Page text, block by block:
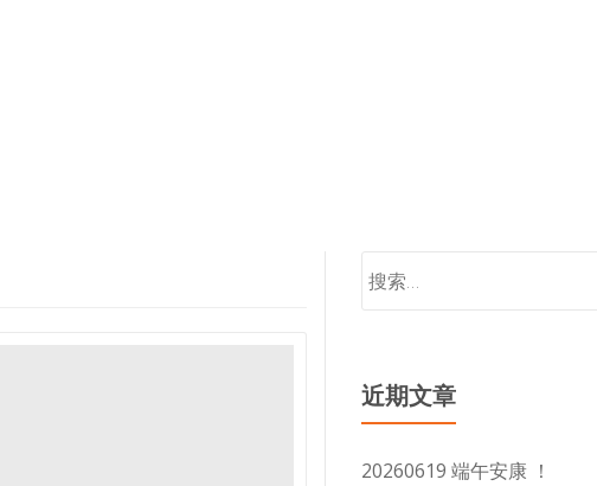
近期文章
20260619 端午安康 ！